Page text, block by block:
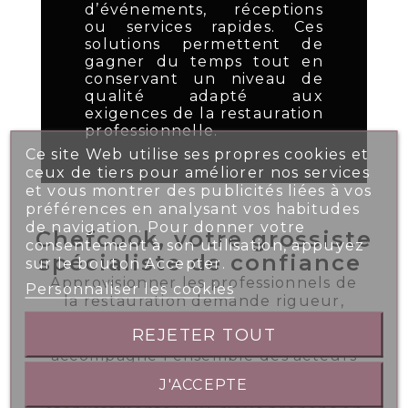
d’événements, réceptions
ou services rapides. Ces
solutions permettent de
gagner du temps tout en
conservant un niveau de
qualité adapté aux
exigences de la restauration
professionnelle.
Chefcook, votre grossiste
spécialiste de confiance
Approvisionner les professionnels de
la restauration demande rigueur,
du secteur. Votre grossiste alimentaire
accompagne l’ensemble des acteurs
traiteurs, cafés, brasseries et
Ce site Web utilise ses propres cookies et
ceux de tiers pour améliorer nos services
et vous montrer des publicités liées à vos
préférences en analysant vos habitudes
de navigation. Pour donner votre
consentement à son utilisation, appuyez
sur le bouton Accepter.
Personnaliser les cookies
REJETER TOUT
J'ACCEPTE